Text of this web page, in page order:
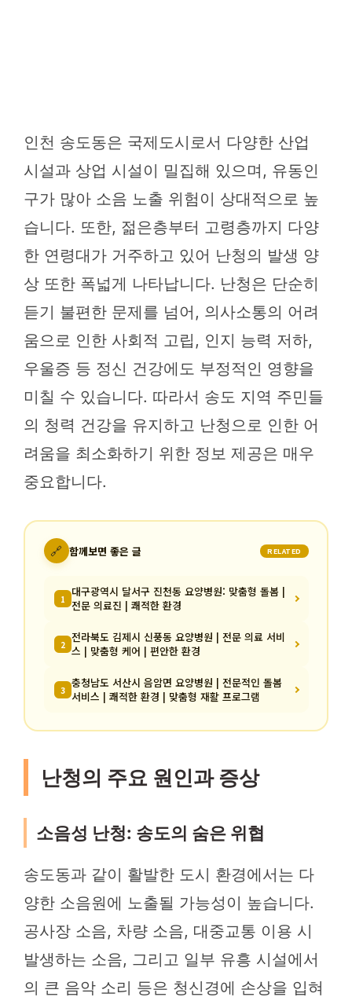
인천 송도동은 국제도시로서 다양한 산업
시설과 상업 시설이 밀집해 있으며, 유동인
구가 많아 소음 노출 위험이 상대적으로 높
습니다. 또한, 젊은층부터 고령층까지 다양
한 연령대가 거주하고 있어 난청의 발생 양
상 또한 폭넓게 나타납니다. 난청은 단순히
듣기 불편한 문제를 넘어, 의사소통의 어려
움으로 인한 사회적 고립, 인지 능력 저하,
우울증 등 정신 건강에도 부정적인 영향을
미칠 수 있습니다. 따라서 송도 지역 주민들
의 청력 건강을 유지하고 난청으로 인한 어
려움을 최소화하기 위한 정보 제공은 매우
중요합니다.
🔗 함께보면 좋은 글 RELATED
1 대구광역시 달서구 진천동 요양병원: 맞춤형 돌봄 |
전문 의료진 | 쾌적한 환경
2 전라북도 김제시 신풍동 요양병원 | 전문 의료 서비
스 | 맞춤형 케어 | 편안한 환경
3 충청남도 서산시 음암면 요양병원 | 전문적인 돌봄
서비스 | 쾌적한 환경 | 맞춤형 재활 프로그램
난청의 주요 원인과 증상
소음성 난청: 송도의 숨은 위협
송도동과 같이 활발한 도시 환경에서는 다
양한 소음원에 노출될 가능성이 높습니다.
공사장 소음, 차량 소음, 대중교통 이용 시
발생하는 소음, 그리고 일부 유흥 시설에서
의 큰 음악 소리 등은 청신경에 손상을 입혀